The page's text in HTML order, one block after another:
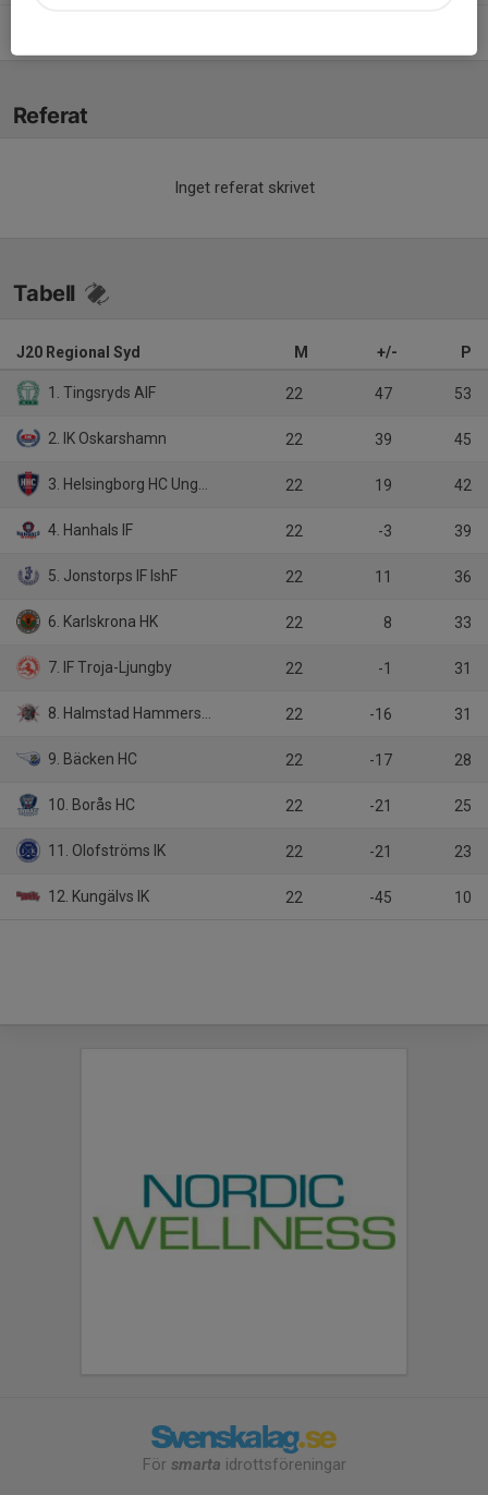
Referat
Inget referat skrivet
Tabell
J20 Regional Syd M +/- P
1. Tingsryds AIF 22 47 53
2. IK Oskarshamn 22 39 45
3. Helsingborg HC Ungdom 22 19 42
4. Hanhals IF 22 -3 39
5. Jonstorps IF IshF 22 11 36
6. Karlskrona HK 22 8 33
7. IF Troja-Ljungby 22 -1 31
8. Halmstad Hammers HC 22 -16 31
9. Bäcken HC 22 -17 28
10. Borås HC 22 -21 25
11. Olofströms IK 22 -21 23
12. Kungälvs IK 22 -45 10
För smarta idrottsföreningar